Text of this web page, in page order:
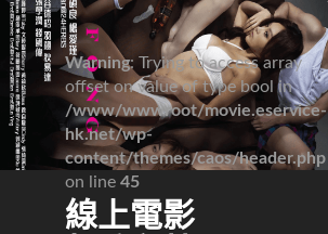
Warning: Trying to access array
offset on value of type bool in
/www/wwwroot/movie.eservice-
hk.net/wp-
content/themes/caos/header.php
on line 45
線上電影